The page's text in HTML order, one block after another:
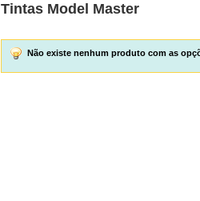
Tintas Model Master
Não existe nenhum produto com as